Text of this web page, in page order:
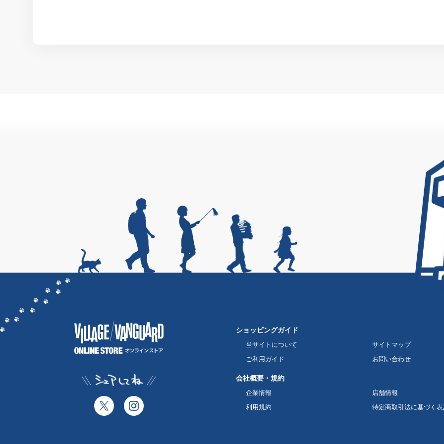
ショッピングガイド
当サイトについて
サイトマップ
ご利用ガイド
お問い合わせ
会社概要・規約
企業情報
店舗情報
利用規約
特定商取引法に基づく表